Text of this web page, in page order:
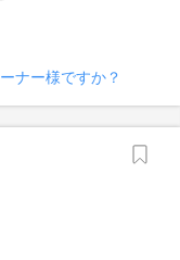
ナー様ですか？